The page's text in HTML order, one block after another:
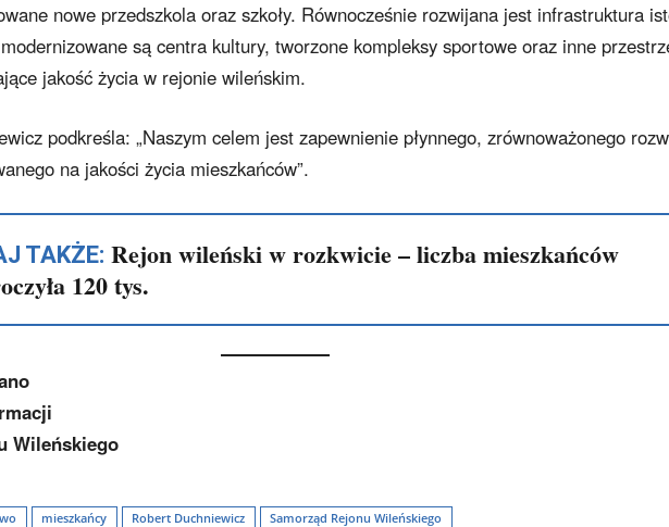
nowe przedszkola oraz szkoły. Równocześnie rozwijana jest infrastruktura
są centra kultury, tworzone kompleksy sportowe oraz inne
jakość życia w rejonie wileńskim.
podkreśla: „Naszym celem jest zapewnienie płynnego, zrównoważonego
na jakości życia mieszkańców”.
TAKŻE: Rejon wileński w rozkwicie – liczba mieszkańców
120 tys.
Wileńskiego
mieszkańcy Robert Duchniewicz Samorząd Rejonu Wileńskiego